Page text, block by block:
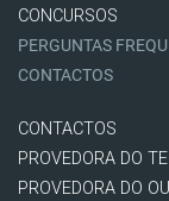
CONCURSOS
PERGUNTAS
CONTACTOS
CONTACTOS
PROVEDORA DO
PROVEDORA DO